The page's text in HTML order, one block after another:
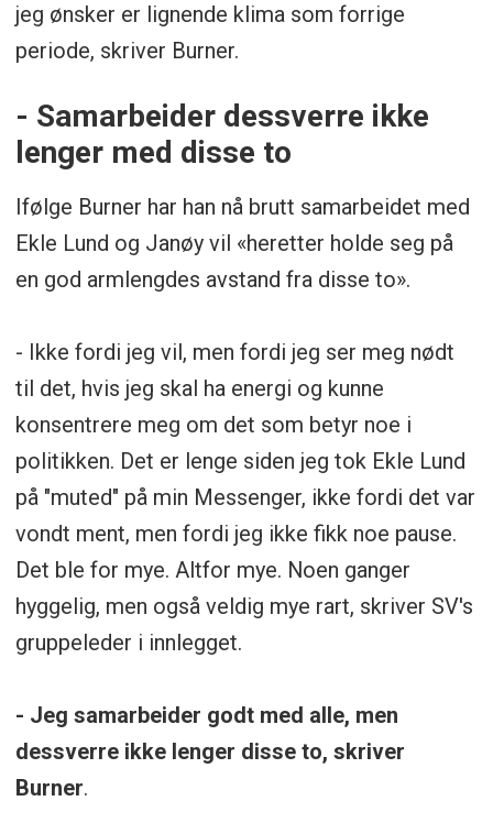
jeg ønsker er lignende klima som forrige
periode, skriver Burner.
- Samarbeider dessverre ikke
lenger med disse to
Ifølge Burner har han nå brutt samarbeidet med
Ekle Lund og Janøy vil «heretter holde seg på
en god armlengdes avstand fra disse to».
- Ikke fordi jeg vil, men fordi jeg ser meg nødt
til det, hvis jeg skal ha energi og kunne
konsentrere meg om det som betyr noe i
politikken. Det er lenge siden jeg tok Ekle Lund
på "muted" på min Messenger, ikke fordi det var
vondt ment, men fordi jeg ikke fikk noe pause.
Det ble for mye. Altfor mye. Noen ganger
hyggelig, men også veldig mye rart, skriver SV's
gruppeleder i innlegget.
- Jeg samarbeider godt med alle, men
dessverre ikke lenger disse to, skriver
Burner.